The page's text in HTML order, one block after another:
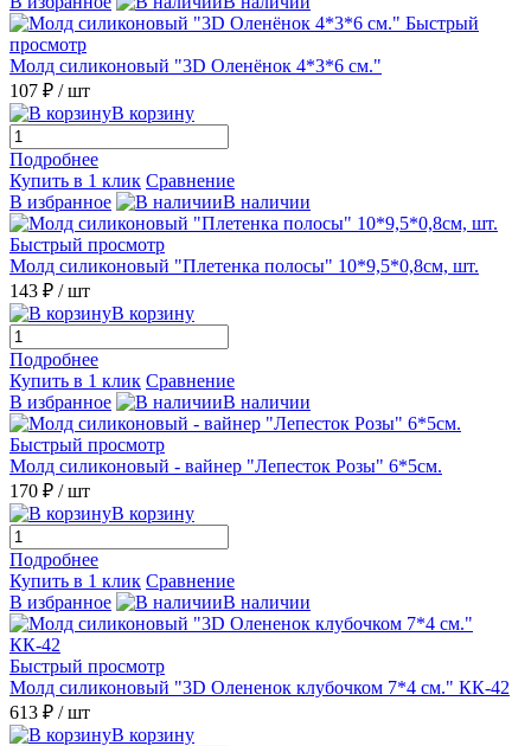
Быстрый
просмотр
Молд силиконовый "3D Оленёнок 4*3*6 см."
107 ₽ / шт
В корзину
Подробнее
Купить в 1 клик Сравнение
В избранное
В наличии
Быстрый просмотр
Молд силиконовый "Плетенка полосы" 10*9,5*0,8см, шт.
143 ₽ / шт
В корзину
Подробнее
Купить в 1 клик Сравнение
В избранное
В наличии
Быстрый просмотр
Молд силиконовый - вайнер "Лепесток Розы" 6*5см.
170 ₽ / шт
В корзину
Подробнее
Купить в 1 клик Сравнение
В избранное
В наличии
Быстрый просмотр
Молд силиконовый "3D Олененок клубочком 7*4 см." КК-42
613 ₽ / шт
В корзину